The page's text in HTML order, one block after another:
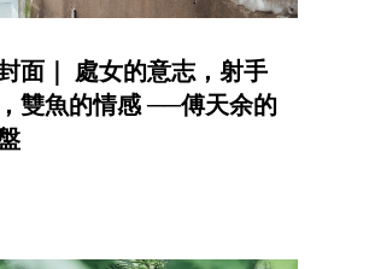
面｜ 處女的意志，射手
雙魚的情感 ──傅天余的